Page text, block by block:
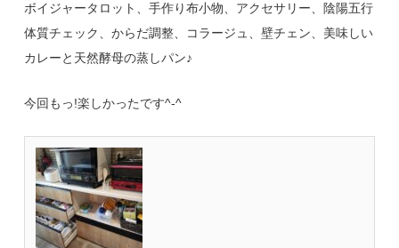
ボイジャータロット、手作り布小物、アクセサリー、陰陽五行
体質チェック、からだ調整、コラージュ、壁チェン、美味しい
カレーと天然酵母の蒸しパン♪
今回もっ!楽しかったです^-^